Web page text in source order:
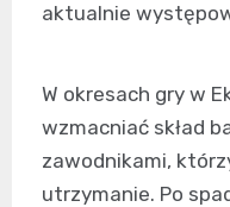
aktualnie
W okresach gry w
wzmacniać skład
zawodnikami,
utrzymanie. Po